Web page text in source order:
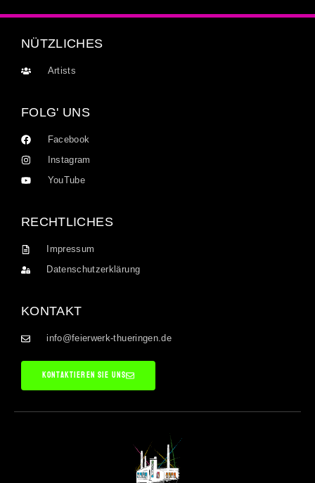
NÜTZLICHES
Artists
FOLG' UNS
Facebook
Instagram
YouTube
RECHTLICHES
Impressum
Datenschutzerklärung
KONTAKT
info@feierwerk-thueringen.de
KONTAKTIEREN SIE UNS